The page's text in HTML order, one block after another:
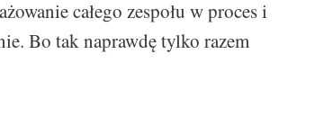
całego zespołu w proces i
Bo tak naprawdę tylko razem